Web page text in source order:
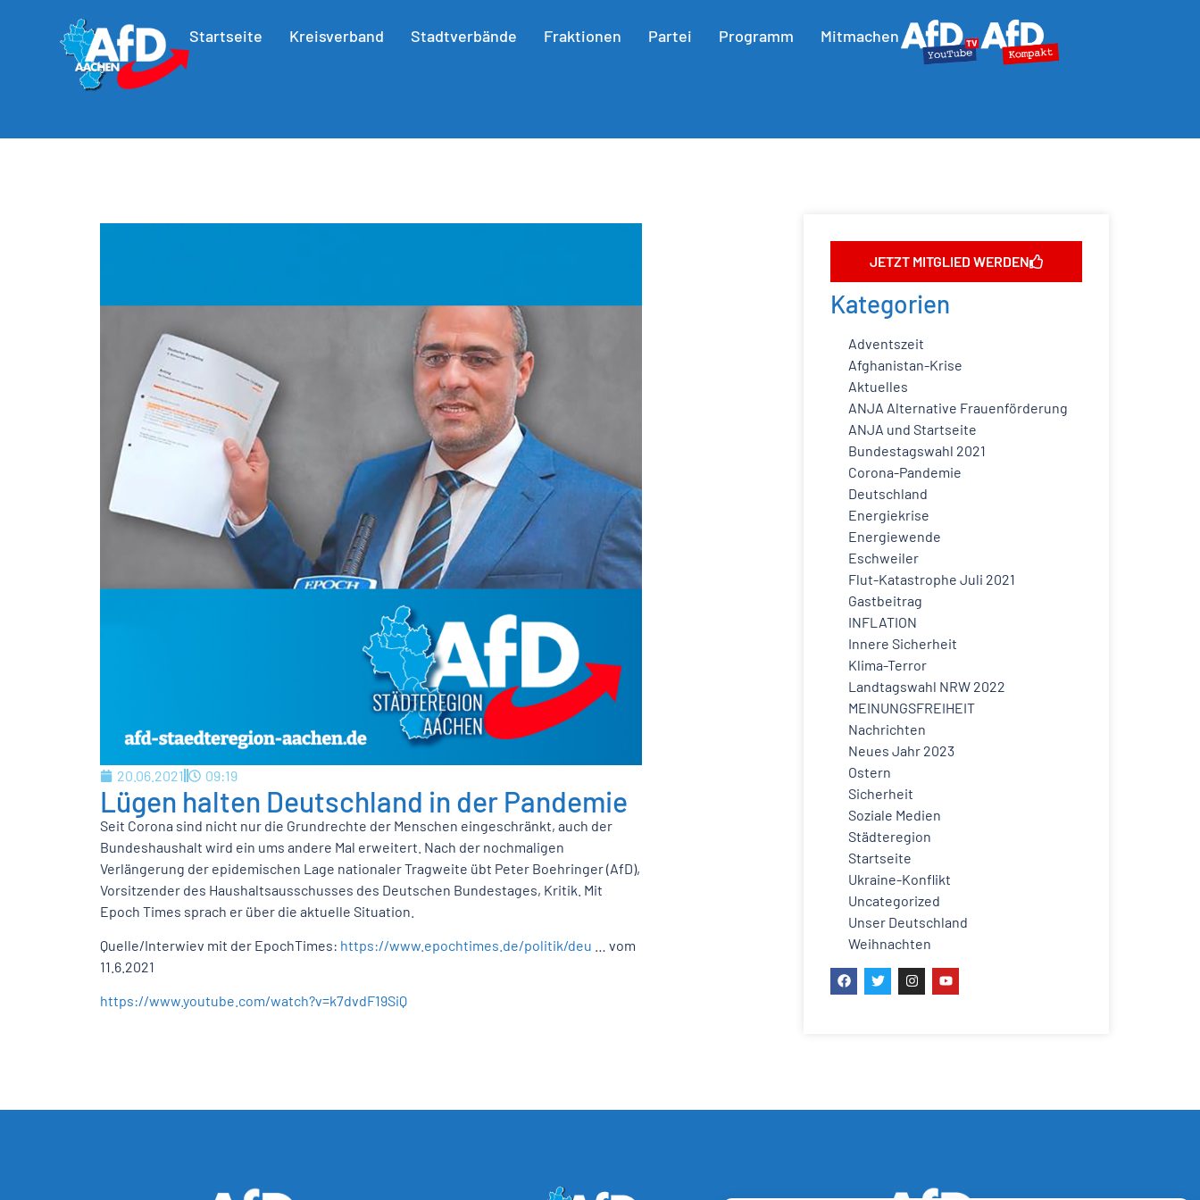
Startseite Kreisverband Stadtverbände Fraktionen Partei Programm Mitmachen
20.06.2021 09:19
Lügen halten Deutschland in der Pandemie
Seit Corona sind nicht nur die Grundrechte der Menschen eingeschränkt, auch der
Bundeshaushalt wird ein ums andere Mal erweitert. Nach der nochmaligen
Verlängerung der epidemischen Lage nationaler Tragweite übt Peter Boehringer (AfD),
Vorsitzender des Haushaltsausschusses des Deutschen Bundestages, Kritik. Mit
Epoch Times sprach er über die aktuelle Situation.
Quelle/Interwiev mit der EpochTimes: https://www.epochtimes.de/politik/deu
… vom
11.6.2021
https://www.youtube.com/watch?v=k7dvdF19SiQ
JETZT MITGLIED WERDEN
Kategorien
Adventszeit
Afghanistan-Krise
Aktuelles
ANJA Alternative Frauenförderung
ANJA und Startseite
Bundestagswahl 2021
Corona-Pandemie
Deutschland
Energiekrise
Energiewende
Eschweiler
Flut-Katastrophe Juli 2021
Gastbeitrag
INFLATION
Innere Sicherheit
Klima-Terror
Landtagswahl NRW 2022
MEINUNGSFREIHEIT
Nachrichten
Neues Jahr 2023
Ostern
Sicherheit
Soziale Medien
Städteregion
Startseite
Ukraine-Konflikt
Uncategorized
Unser Deutschland
Weihnachten